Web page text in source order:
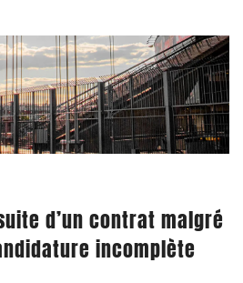
d’un contrat malgré
incomplète